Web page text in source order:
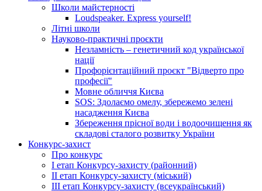
Школи майстерності
Loudspeaker. Express yourself!
Літні школи
Науково-практичні проєкти
Незламність – генетичний код української
нації
Профорієнтаційний проєкт "Відверто про
професії"
Мовне обличчя Києва
SOS: Здолаємо омелу, збережемо зелені
насадження Києва
Збереження прісної води і водоочищення як
складові сталого розвитку України
Конкурс-захист
Про конкурс
І етап Конкурсу-захисту (районний)
ІІ етап Конкурсу-захисту (міський)
ІІІ етап Конкурсу-захисту (всеукраїнський)